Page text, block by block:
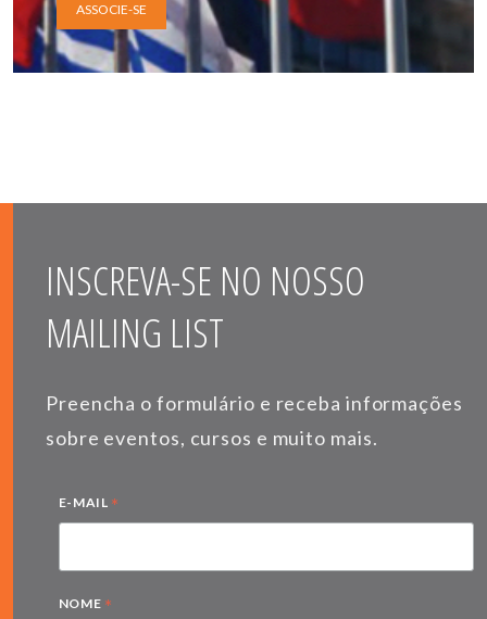
ASSOCIE-SE
INSCREVA-SE NO NOSSO
MAILING LIST
Preencha o formulário e receba informações
sobre eventos, cursos e muito mais.
E-MAIL *
NOME *